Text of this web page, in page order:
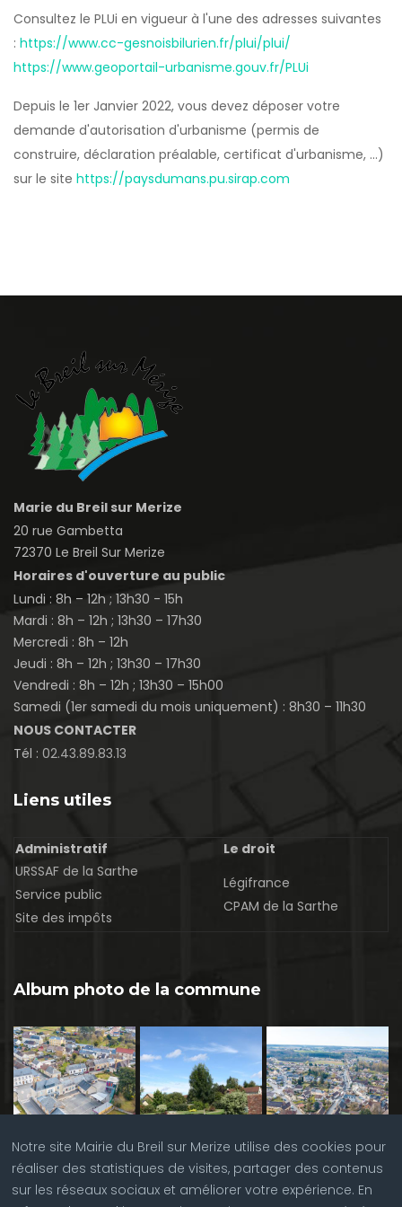
Consultez le PLUi en vigueur à l'une des adresses suivantes
: https://www.cc-gesnoisbilurien.fr/plui/plui/
https://www.geoportail-urbanisme.gouv.fr/PLUi
Depuis le 1er Janvier 2022, vous devez déposer votre
demande d'autorisation d'urbanisme (permis de
construire, déclaration préalable, certificat d'urbanisme, ...)
sur le site https://paysdumans.pu.sirap.com
Marie du Breil sur Merize
20 rue Gambetta
72370 Le Breil Sur Merize
Horaires d'ouverture au public
Lundi : 8h – 12h ; 13h30 - 15h
Mardi : 8h – 12h ; 13h30 – 17h30
Mercredi : 8h – 12h
Jeudi : 8h – 12h ; 13h30 – 17h30
Vendredi : 8h – 12h ; 13h30 – 15h00
Samedi (1er samedi du mois uniquement) : 8h30 – 11h30
NOUS CONTACTER
Tél : 02.43.89.83.13
Notre site Mairie du Breil sur Merize utilise des cookies pour
réaliser des statistiques de visites, partager des contenus
sur les réseaux sociaux et améliorer votre expérience. En
Liens utiles
Administratif
Le droit
URSSAF de la Sarthe
Service public
Site des impôts
Légifrance
CPAM de la Sarthe
Album photo de la commune